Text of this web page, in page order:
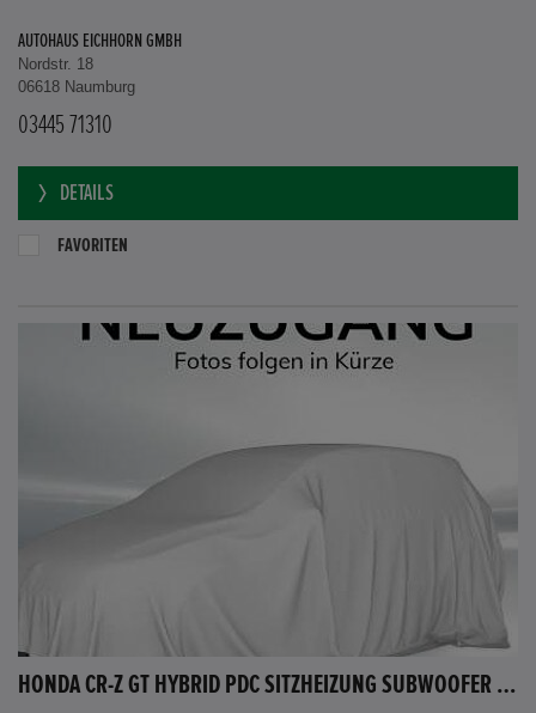
AUTOHAUS EICHHORN GMBH
Nordstr. 18
06618 Naumburg
03445 71310
DETAILS
FAVORITEN
HONDA CR-Z GT HYBRID PDC SITZHEIZUNG SUBWOOFER BLUETOOTH